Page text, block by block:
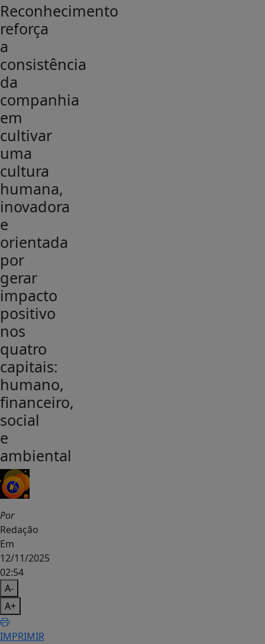
Reconhecimento
reforça
a
consistência
da
companhia
em
cultivar
uma
cultura
humana,
inovadora
e
orientada
por
gerar
impacto
positivo
nos
quatro
capitais:
humano,
financeiro,
social
e
ambiental
Por
Redação
Em
12/11/2025
02:54
A-
A+
IMPRIMIR